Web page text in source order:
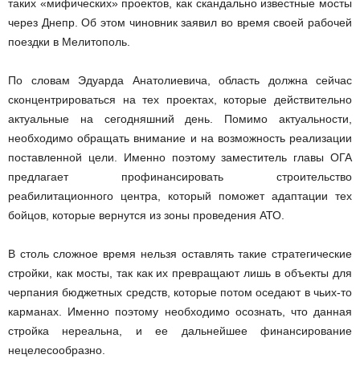
таких «мифических» проектов, как скандально известные мосты
через Днепр. Об этом чиновник заявил во время своей рабочей
поездки в Мелитополь.
По словам Эдуарда Анатолиевича, область должна сейчас
сконцентрироваться на тех проектах, которые действительно
актуальные на сегодняшний день. Помимо актуальности,
необходимо обращать внимание и на возможность реализации
поставленной цели. Именно поэтому заместитель главы ОГА
предлагает профинансировать строительство
реабилитационного центра, который поможет адаптации тех
бойцов, которые вернутся из зоны проведения АТО.
В столь сложное время нельзя оставлять такие стратегические
стройки, как мосты, так как их превращают лишь в объекты для
черпания бюджетных средств, которые потом оседают в чьих-то
карманах. Именно поэтому необходимо осознать, что данная
стройка нереальна, и ее дальнейшее финансирование
нецелесообразно.